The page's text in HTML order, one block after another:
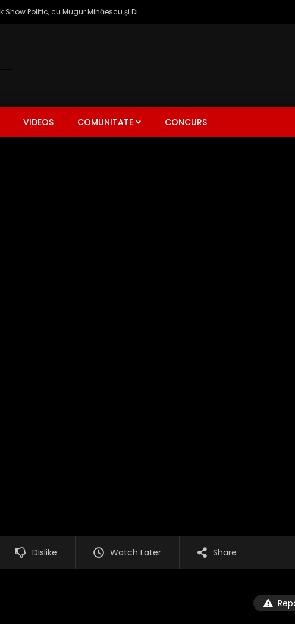
Zâmbetul Democrației: Talk Show Politic, cu Mugur Mihăescu și Dinu Popescu
VIDEOS COMUNITATE CONCURS
Dislike Watch Later Share